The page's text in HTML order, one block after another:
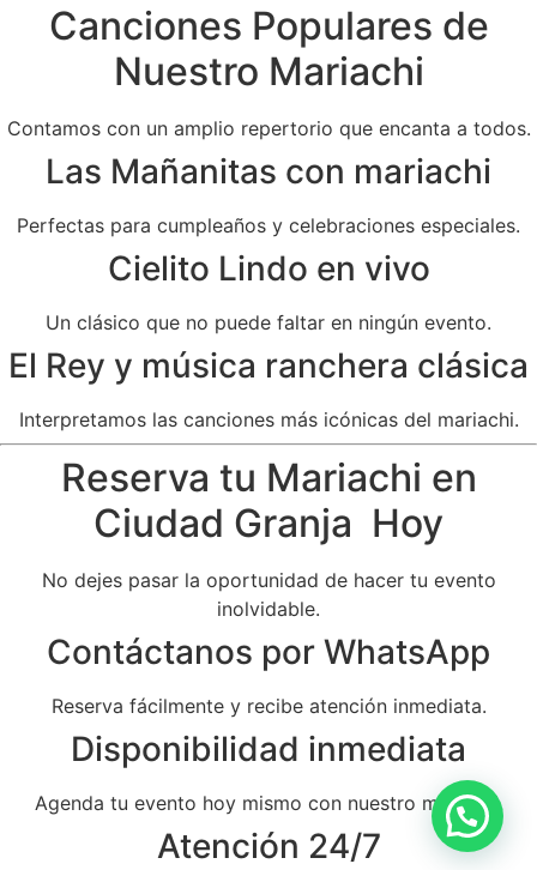
Canciones Populares de
Nuestro Mariachi
Contamos con un amplio repertorio que encanta a todos.
Las Mañanitas con mariachi
Perfectas para cumpleaños y celebraciones especiales.
Cielito Lindo en vivo
Un clásico que no puede faltar en ningún evento.
El Rey y música ranchera clásica
Interpretamos las canciones más icónicas del mariachi.
Reserva tu Mariachi en
Ciudad Granja Hoy
No dejes pasar la oportunidad de hacer tu evento
inolvidable.
Contáctanos por WhatsApp
Reserva fácilmente y recibe atención inmediata.
Disponibilidad inmediata
Agenda tu evento hoy mismo con nuestro mariachi.
Atención 24/7